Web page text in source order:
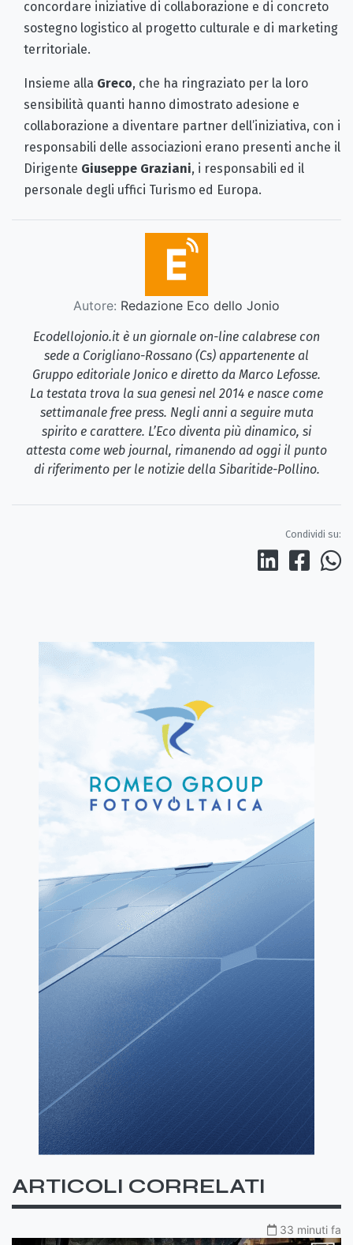
concordare iniziative di collaborazione e di concreto
sostegno logistico al progetto culturale e di marketing
territoriale.
Insieme alla Greco, che ha ringraziato per la loro
sensibilità quanti hanno dimostrato adesione e
collaborazione a diventare partner dell’iniziativa, con i
responsabili delle associazioni erano presenti anche il
Dirigente Giuseppe Graziani, i responsabili ed il
personale degli uffici Turismo ed Europa.
Autore: Redazione Eco dello Jonio
Ecodellojonio.it è un giornale on-line calabrese con
sede a Corigliano-Rossano (Cs) appartenente al
Gruppo editoriale Jonico e diretto da Marco Lefosse.
La testata trova la sua genesi nel 2014 e nasce come
settimanale free press. Negli anni a seguire muta
spirito e carattere. L’Eco diventa più dinamico, si
attesta come web journal, rimanendo ad oggi il punto
di riferimento per le notizie della Sibaritide-Pollino.
Condividi su:
ARTICOLI CORRELATI
33 minuti fa